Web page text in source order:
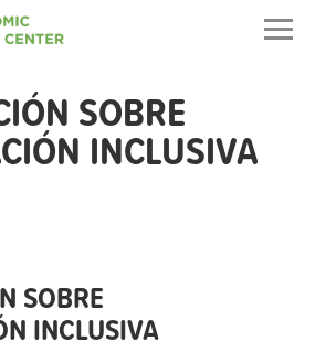
SOBRE
INCLUSIVA
SOBRE
INCLUSIVA